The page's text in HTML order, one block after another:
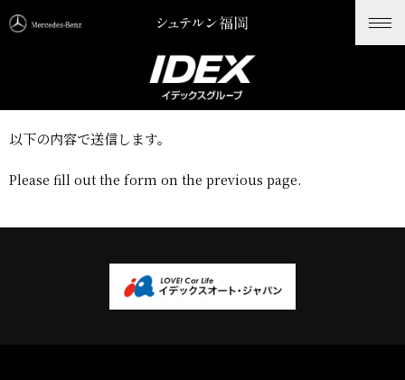
ホーム>業者様専用｜お問い合わせ確認
Contact
サービスお問い合わせフォーム(業者様専用)
以下の内容で送信します。
Please fill out the form on the previous page.